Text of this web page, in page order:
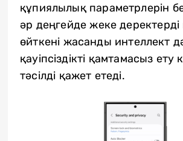
құпиялылық параметрлерін
әр деңгейде жеке
өйткені жасанды интеллект
қауіпсіздікті қамтамасыз ету
тәсілді қажет етеді.